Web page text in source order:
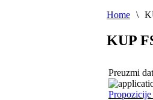
Home \
KUP
Preuzmi